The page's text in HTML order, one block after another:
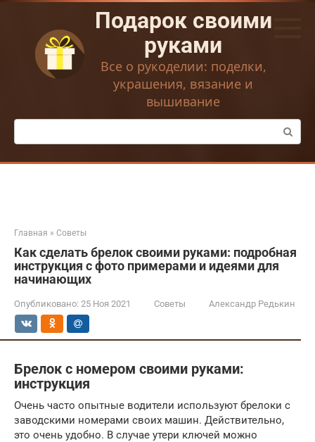
Перейти
контенту
Подарок своими
руками
Все о рукоделии: поделки,
украшения, вязание и
вышивание
Поиск:
Главная » Советы
Как сделать брелок своими руками: подробная
инструкция с фото примерами и идеями для
начинающих
Опубликовано: 25 Ноя 2021 Советы Александр Редькин
Брелок с номером своими руками:
инструкция
Очень часто опытные водители используют брелоки с
заводскими номерами своих машин. Действительно,
это очень удобно. В случае утери ключей можно